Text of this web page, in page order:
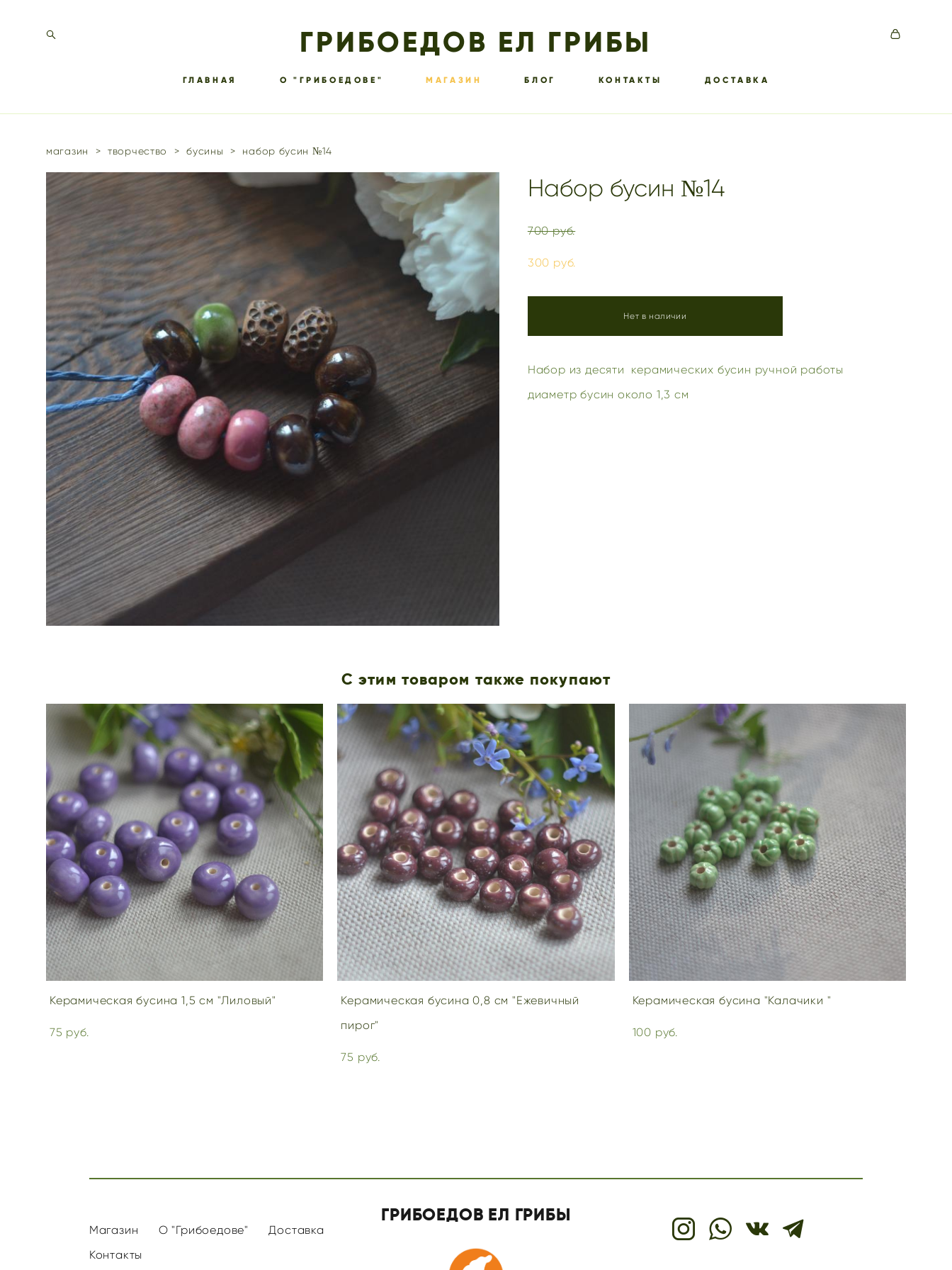
ГРИБОЕДОВ ЕЛ ГРИБЫ
ГЛАВНАЯ О "ГРИБОЕДОВЕ" МАГАЗИН БЛОГ КОНТАКТЫ ДОСТАВКА
магазин > творчество > бусины > набор бусин №14
Набор бусин №14
700 pуб.
300 pуб.
Нет в наличии
Набор из десяти керамических бусин ручной работы
диаметр бусин около 1,3 см
С этим товаром также покупают
Керамическая бусина 1,5 см "Лиловый"
75 pуб.
Керамическая бусина 0,8 см "Ежевичный
пирог"
75 pуб.
Керамическая бусина "Калачики "
100 pуб.
Магазин О "Грибоедове"
Доставка
Контакты
ГРИБОЕДОВ ЕЛ ГРИБЫ